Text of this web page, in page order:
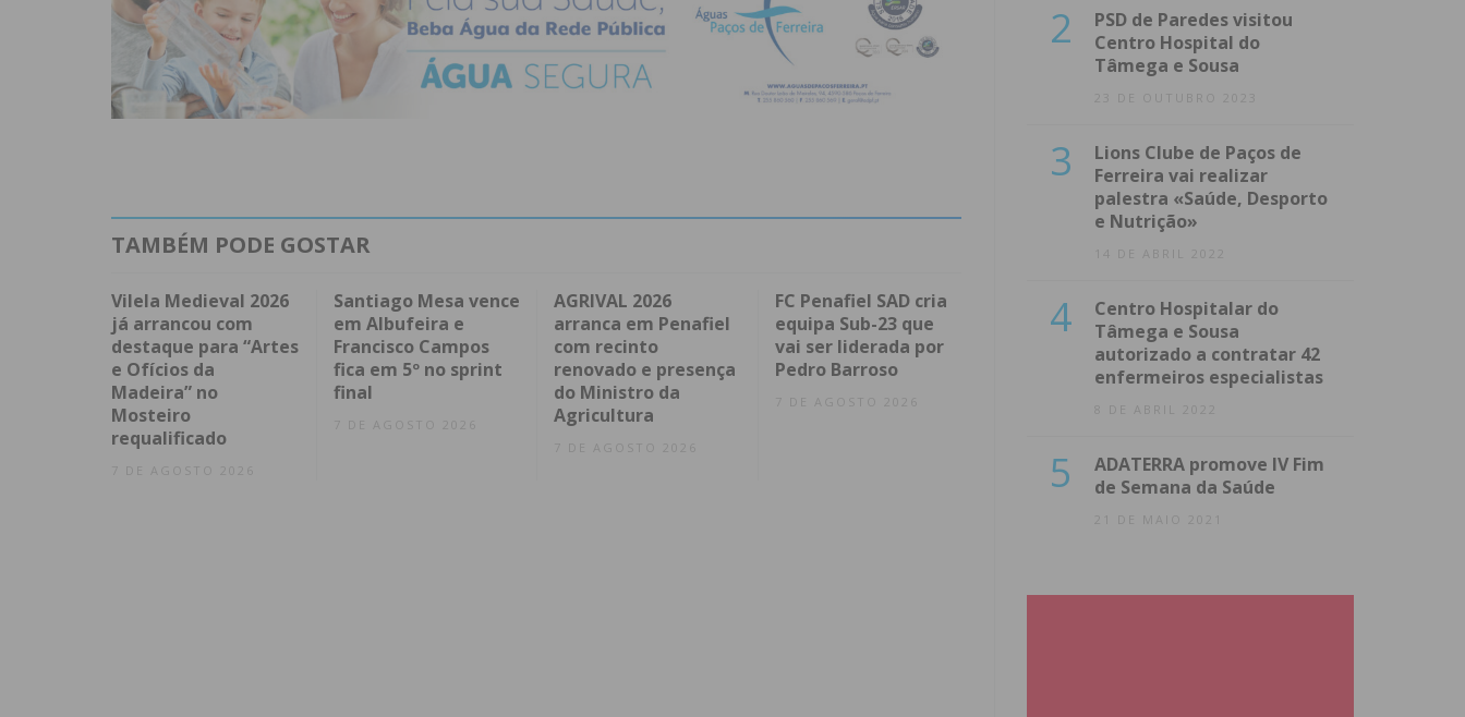
TAMBÉM PODE GOSTAR
Vilela Medieval 2026
já arrancou com
destaque para “Artes
e Ofícios da
Madeira” no
Mosteiro
requalificado
7 DE AGOSTO 2026
Santiago Mesa vence
em Albufeira e
Francisco Campos
fica em 5º no sprint
final
7 DE AGOSTO 2026
AGRIVAL 2026
arranca em Penafiel
com recinto
renovado e presença
do Ministro da
Agricultura
7 DE AGOSTO 2026
FC Penafiel SAD cria
equipa Sub-23 que
vai ser liderada por
Pedro Barroso
7 DE AGOSTO 2026
2
PSD de Paredes visitou
Centro Hospital do
Tâmega e Sousa
23 DE OUTUBRO 2023
3
Lions Clube de Paços de
Ferreira vai realizar
palestra «Saúde, Desporto
e Nutrição»
14 DE ABRIL 2022
4
Centro Hospitalar do
Tâmega e Sousa
autorizado a contratar 42
enfermeiros especialistas
8 DE ABRIL 2022
5
ADATERRA promove IV Fim
de Semana da Saúde
21 DE MAIO 2021